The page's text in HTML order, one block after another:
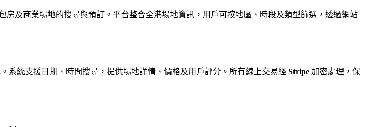
房及商業場地的搜尋與預訂。平台整合全港場地資訊，用戶可按地區、時段及類型篩選，透過網站
系統支援日期、時間搜尋，提供場地詳情、價格及用戶評分。所有線上交易經 Stripe 加密處理，保